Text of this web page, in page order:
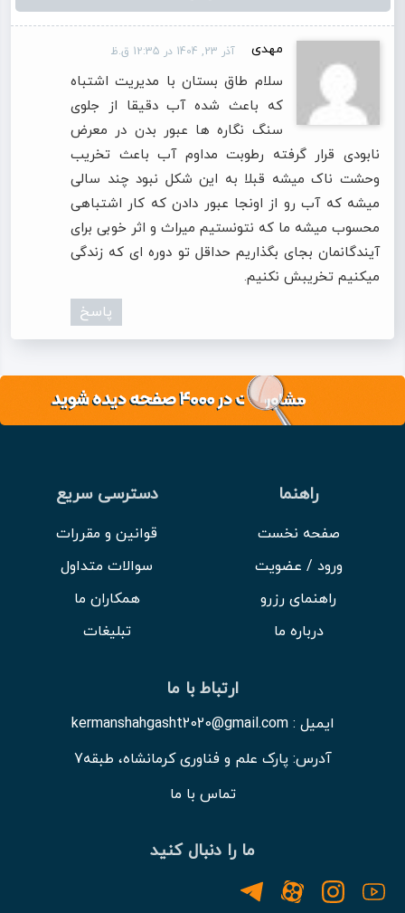
مهدی آذر 23, 1404 در 12:35 ق.ظ
سلام طاق بستان با مدیریت اشتباه
که باعث شده آب دقیقا از جلوی
سنگ نگاره ها عبور بدن در معرض
نابودی قرار گرفته رطوبت مداوم آب باعث تخریب
وحشت ناک میشه قبلا به این شکل نبود چند سالی
میشه که آب رو از اونجا عبور دادن که کار اشتباهی
محسوب میشه ما که نتونستیم میراث و اثر خوبی برای
آیندگانمان بجای بگذاریم حداقل تو دوره ای که زندگی
میکنیم تخریبش نکنیم.
پاسخ
راهنما
صفحه نخست
ورود / عضویت
راهنمای رزرو
درباره ما
دسترسی سریع
قوانین و مقررات
سوالات متداول
همکاران ما
تبلیغات
ارتباط با ما
ایمیل : kermanshahgasht2020@gmail.com
آدرس: پارک علم و فناوری کرمانشاه، طبقه7
تماس با ما
ما را دنبال کنید